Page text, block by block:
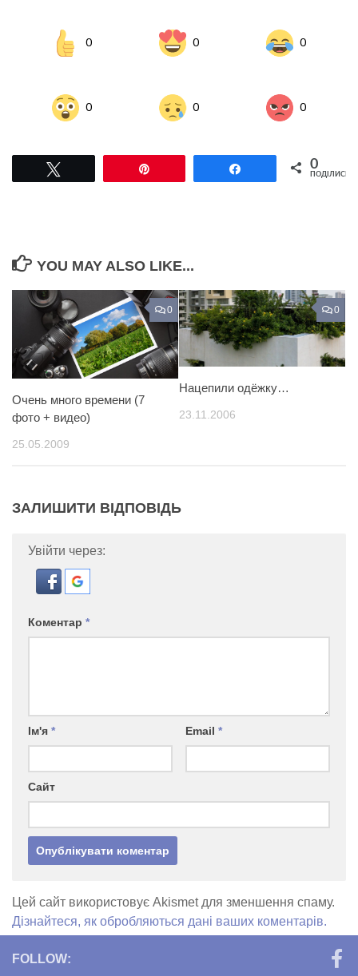
0 0 0
0 0 0
Поділитися0
ПОДІЛИСЬ
YOU MAY ALSO LIKE...
0
Очень много времени (7
фото + видео)
25.05.2009
0
Нацепили одёжку…
23.11.2006
ЗАЛИШИТИ ВІДПОВІДЬ
Увійти через:
Коментар *
Ім'я * Email *
Сайт
Цей сайт використовує Akismet для зменшення спаму.
Дізнайтеся, як обробляються дані ваших коментарів.
FOLLOW: